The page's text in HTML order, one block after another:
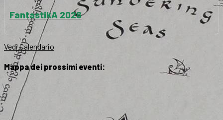
FantastikA 2026
Vedi Calendario
Mappa dei prossimi eventi: